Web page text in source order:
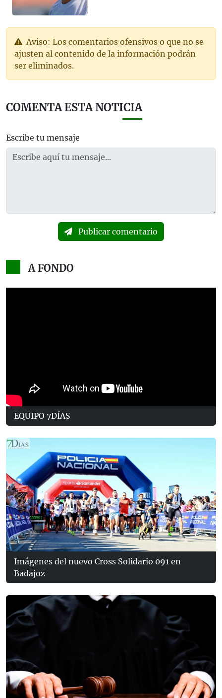
Aviso: Los comentarios ofensivos o que no se
ajusten al contenido de la información podrán
ser eliminados.
COMENTA ESTA NOTICIA
Escribe tu mensaje
Publicar comentario
A FONDO
EQUIPO 7DÍAS
Imágenes del nuevo Cross Solidario 091 en
Badajoz